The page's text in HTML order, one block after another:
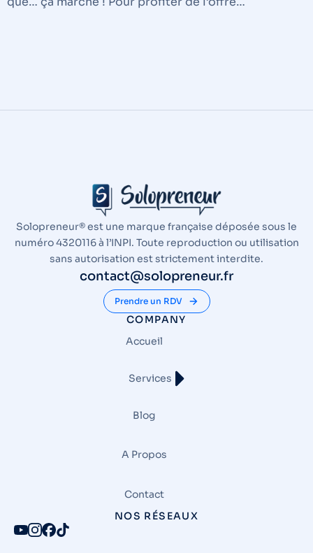
Solopreneur® est une marque française déposée sous le
numéro 4320116 à l’INPI. Toute reproduction ou utilisation
sans autorisation est strictement interdite.
contact@solopreneur.fr
Prendre un RDV
COMPANY
Accueil
Services
Blog
A Propos
Contact
NOS RÉSEAUX